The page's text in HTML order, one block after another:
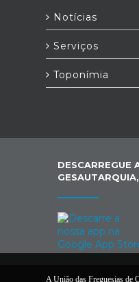
Notícias
Serviços
Toponímia
DESCARREGUE
GESAUTARQUIA,
A União das Freguesias de